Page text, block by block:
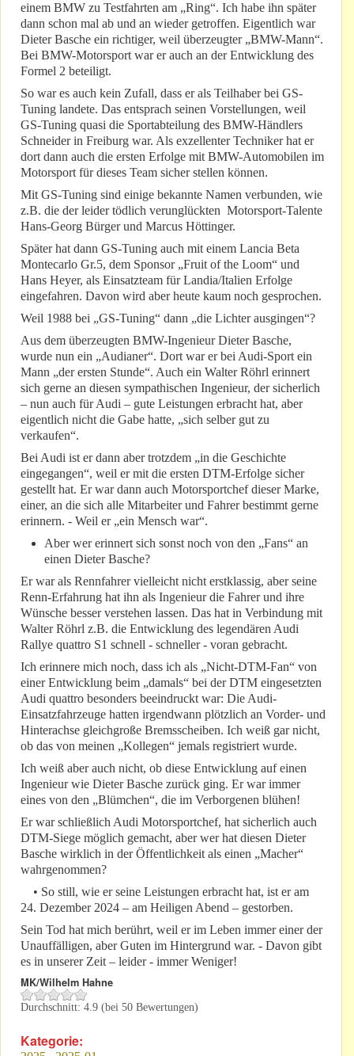
einem BMW zu Testfahrten am „Ring“. Ich habe ihn später
dann schon mal ab und an wieder getroffen. Eigentlich war
Dieter Basche ein richtiger, weil überzeugter „BMW-Mann“.
Bei BMW-Motorsport war er auch an der Entwicklung des
Formel 2 beteiligt.
So war es auch kein Zufall, dass er als Teilhaber bei GS-
Tuning landete. Das entsprach seinen Vorstellungen, weil
GS-Tuning quasi die Sportabteilung des BMW-Händlers
Schneider in Freiburg war. Als exzellenter Techniker hat er
dort dann auch die ersten Erfolge mit BMW-Automobilen im
Motorsport für dieses Team sicher stellen können.
Mit GS-Tuning sind einige bekannte Namen verbunden, wie
z.B. die der leider tödlich verunglückten Motorsport-Talente
Hans-Georg Bürger und Marcus Höttinger.
Später hat dann GS-Tuning auch mit einem Lancia Beta
Montecarlo Gr.5, dem Sponsor „Fruit of the Loom“ und
Hans Heyer, als Einsatzteam für Landia/Italien Erfolge
eingefahren. Davon wird aber heute kaum noch gesprochen.
Weil 1988 bei „GS-Tuning“ dann „die Lichter ausgingen“?
Aus dem überzeugten BMW-Ingenieur Dieter Basche,
wurde nun ein „Audianer“. Dort war er bei Audi-Sport ein
Mann „der ersten Stunde“. Auch ein Walter Röhrl erinnert
sich gerne an diesen sympathischen Ingenieur, der sicherlich
– nun auch für Audi – gute Leistungen erbracht hat, aber
eigentlich nicht die Gabe hatte, „sich selber gut zu
verkaufen“.
Bei Audi ist er dann aber trotzdem „in die Geschichte
eingegangen“, weil er mit die ersten DTM-Erfolge sicher
gestellt hat. Er war dann auch Motorsportchef dieser Marke,
einer, an die sich alle Mitarbeiter und Fahrer bestimmt gerne
erinnern. - Weil er „ein Mensch war“.
Aber wer erinnert sich sonst noch von den „Fans“ an
einen Dieter Basche?
Er war als Rennfahrer vielleicht nicht erstklassig, aber seine
Renn-Erfahrung hat ihn als Ingenieur die Fahrer und ihre
Wünsche besser verstehen lassen. Das hat in Verbindung mit
Walter Röhrl z.B. die Entwicklung des legendären Audi
Rallye quattro S1 schnell - schneller - voran gebracht.
Ich erinnere mich noch, dass ich als „Nicht-DTM-Fan“ von
einer Entwicklung beim „damals“ bei der DTM eingesetzten
Audi quattro besonders beeindruckt war: Die Audi-
Einsatzfahrzeuge hatten irgendwann plötzlich an Vorder- und
Hinterachse gleichgroße Bremsscheiben. Ich weiß gar nicht,
ob das von meinen „Kollegen“ jemals registriert wurde.
Ich weiß aber auch nicht, ob diese Entwicklung auf einen
Ingenieur wie Dieter Basche zurück ging. Er war immer
eines von den „Blümchen“, die im Verborgenen blühen!
Er war schließlich Audi Motorsportchef, hat sicherlich auch
DTM-Siege möglich gemacht, aber wer hat diesen Dieter
Basche wirklich in der Öffentlichkeit als einen „Macher“
wahrgenommen?
• So still, wie er seine Leistungen erbracht hat, ist er am
24. Dezember 2024 – am Heiligen Abend – gestorben.
Sein Tod hat mich berührt, weil er im Leben immer einer der
Unauffälligen, aber Guten im Hintergrund war. - Davon gibt
es in unserer Zeit – leider - immer Weniger!
MK/Wilhelm Hahne
Durchschnitt: 4.9 (bei 50 Bewertungen)
Kategorie: